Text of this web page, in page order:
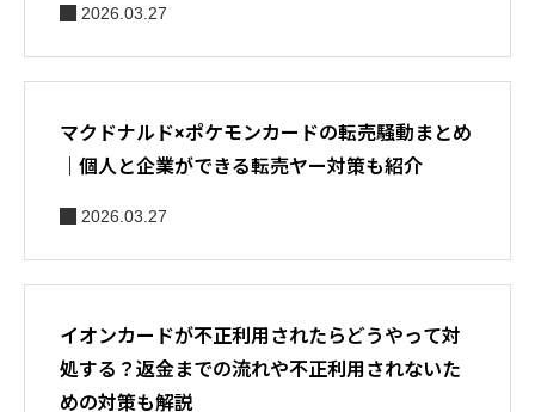
2026.03.27
マクドナルド×ポケモンカードの転売騒動まとめ
｜個人と企業ができる転売ヤー対策も紹介
2026.03.27
イオンカードが不正利用されたらどうやって対
処する？返金までの流れや不正利用されないた
めの対策も解説